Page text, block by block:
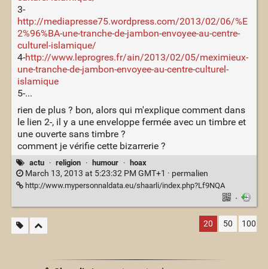
3-
http://mediapresse75.wordpress.com/2013/02/06/%E
2%96%BA-une-tranche-de-jambon-envoyee-au-centre-
culturel-islamique/
4-http://www.leprogres.fr/ain/2013/02/05/meximieux-
une-tranche-de-jambon-envoyee-au-centre-culturel-
islamique
5-...
rien de plus ? bon, alors qui m'explique comment dans
le lien 2-, il y a une enveloppe fermée avec un timbre et
une ouverte sans timbre ?
comment je vérifie cette bizarrerie ?
actu · religion · humour · hoax
March 13, 2013 at 5:23:32 PM GMT+1 · permalien
http://www.mypersonnaldata.eu/shaarli/index.php?Lf9NQA
·
20 50 100